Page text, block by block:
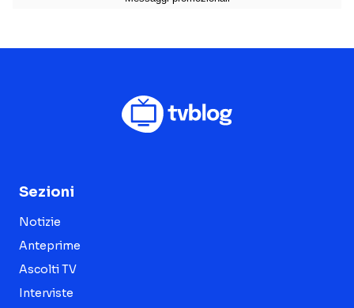
Sezioni
Notizie
Anteprime
Ascolti TV
Interviste